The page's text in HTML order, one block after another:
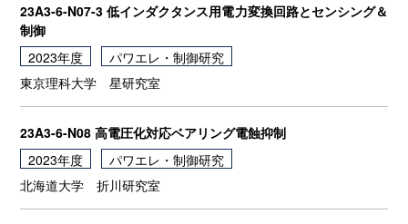
23A3-6-N07-3 低インダクタンス用電力変換回路とセンシング＆
制御
2023年度
パワエレ・制御研究
東京理科大学
星研究室
23A3-6-N08 高電圧化対応ベアリング電蝕抑制
2023年度
パワエレ・制御研究
北海道大学
折川研究室